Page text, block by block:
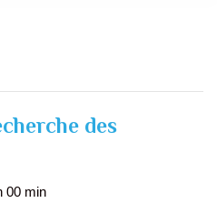
des
00 min